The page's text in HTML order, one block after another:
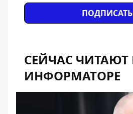
СЕЙЧАС ЧИТАЮТ
ИНФОРМАТОРЕ